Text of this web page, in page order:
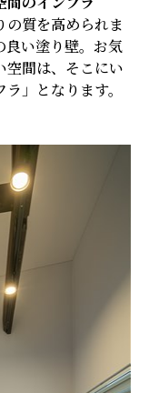
質を高められま
良い塗り壁。お気
空間は、そこにい
」となります。